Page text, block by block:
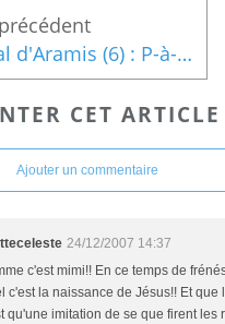
Le journal d'Aramis (6) : P-à-P : incendie dramatique; mais aussi Valérie Bègue, Laure Manaudou, Yannick Noah!
CET ARTICLE
Ajouter un commentaire
24/12/2007 14:37
c'est mimi!! En ce temps de
c'est la naissance de Jésus!! Et
qu'une imitation de se que firent